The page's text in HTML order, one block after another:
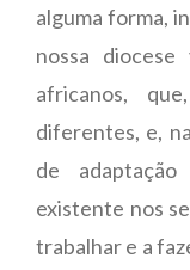
alguma forma,
nossa
africanos,
diferentes, e,
de
existente nos
trabalhar e a